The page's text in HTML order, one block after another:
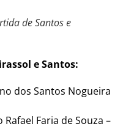
de Santos e
e Santos:
dos Santos Nogueira
Faria de Souza –